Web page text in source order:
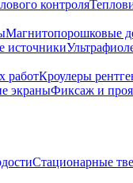
контроля
Магнитопорошковые
источники
работКроулеры
экраныФиксаж и
Стационарные